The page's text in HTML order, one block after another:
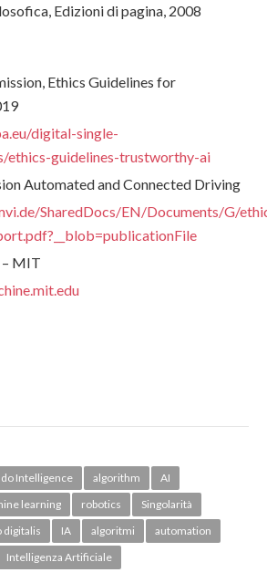
Edizioni di pagina, 2008
Ethics Guidelines for
digital-single-
ethics-guidelines-trustworthy-ai
Automated and Connected Driving
SharedDocs/EN/Documents/G/
MIT
Intelligence algorithm
AI
learning robotics
Singolarità
digitalis IA algoritmi
automation
Intelligenza Artificiale